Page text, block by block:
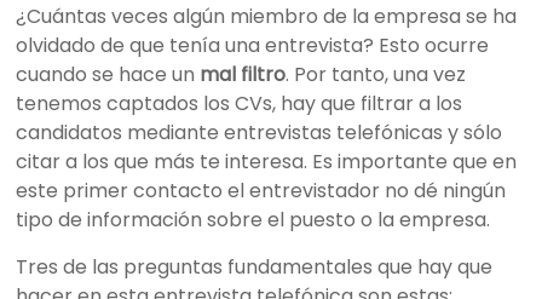
¿Cuántas veces algún miembro de la empresa se ha
olvidado de que tenía una entrevista? Esto ocurre
cuando se hace un mal filtro. Por tanto, una vez
tenemos captados los CVs, hay que filtrar a los
candidatos mediante entrevistas telefónicas y sólo
citar a los que más te interesa. Es importante que en
este primer contacto el entrevistador no dé ningún
tipo de información sobre el puesto o la empresa.
Tres de las preguntas fundamentales que hay que